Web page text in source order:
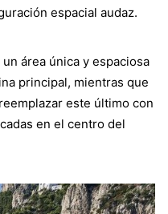
espacial audaz.
área única y espaciosa
principal, mientras que
este último con
en el centro del